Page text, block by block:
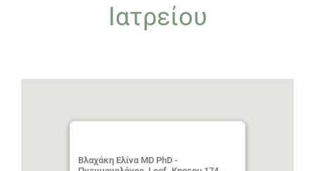
Ιατρείου
Βλαχάκη Ελίνα MD PhD -